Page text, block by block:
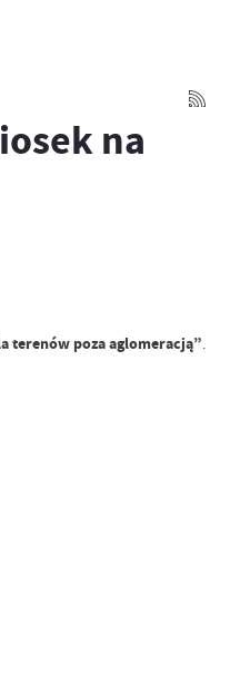
na
terenów poza aglomeracją”.